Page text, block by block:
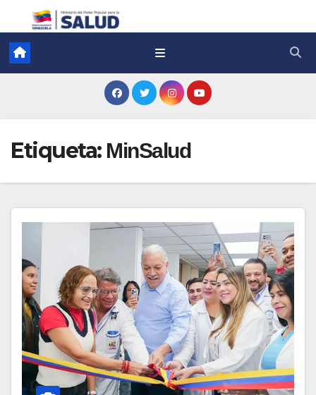
Etiqueta: MinSalud